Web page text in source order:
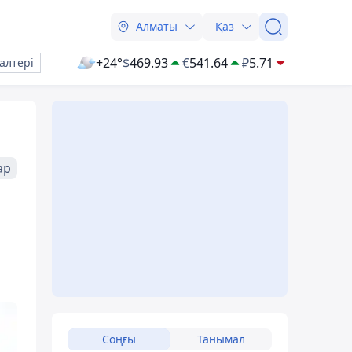
Алматы Қаз
+24°$469.93 €541.64 ₽5.71
Соңғы Танымал